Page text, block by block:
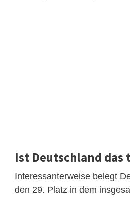
Ist Deutschland das
Interessanterweise belegt
den 29. Platz in dem